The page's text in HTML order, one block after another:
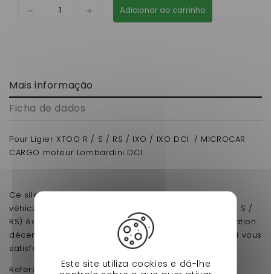
Adicionar ao carrinho
Mais informação
Ficha de dados
Pour Ligier XTOO R / S / RS / IXO / IXO DCI / MICROCAR
CARGO moteur Lombardini DCI
Ce silent bloc de boîte de vitesse est destiné aux
véhicules sans permis de la marque Ligier (XTOO R / S /
RS) équipés d'un moteur Lombardini DCI et d'une fixation
décentrée. Son petit plus ? Un prix très compétitif qui vous
satisfera pleinement.
Reference d'origine: 0131832
Este site utiliza cookies e dá-lhe